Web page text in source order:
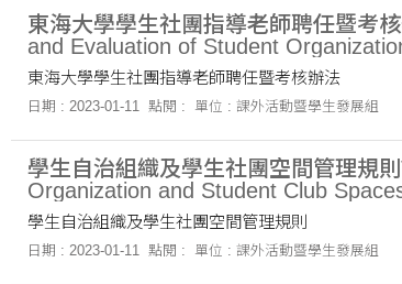
東海大學學生社團指導老師聘任暨考
and Evaluation of Student
東海大學學生社團指導老師聘任暨考核辦法
日期 : 2023-01-11 點閱 : 單位 : 課外活動暨學生發展組
學生自治組織及學生社團空間管理規
Organization and Student Club
學生自治組織及學生社團空間管理規則
日期 : 2023-01-11 點閱 : 單位 : 課外活動暨學生發展組